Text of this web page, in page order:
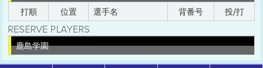
打順
位置 選手名 背番号 投/打
鹿島学園